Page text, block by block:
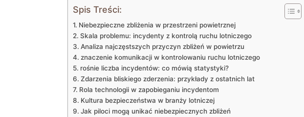
Spis Treści:
Niebezpieczne zbliżenia ⁢w przestrzeni powietrznej
Skala problemu: incydenty z kontrolą ruchu lotniczego
Analiza najczęstszych przyczyn zbliżeń w powietrzu
znaczenie komunikacji w kontrolowaniu ruchu lotniczego
rośnie ⁤liczba ‌incydentów: co mówią statystyki?
Zdarzenia ⁢bliskiego zderzenia: ‌przykłady z ostatnich‌ lat
Rola technologii w zapobieganiu incydentom
Kultura bezpieczeństwa w branży lotniczej
Jak‌ piloci mogą‍ unikać niebezpiecznych ⁤zbliżeń